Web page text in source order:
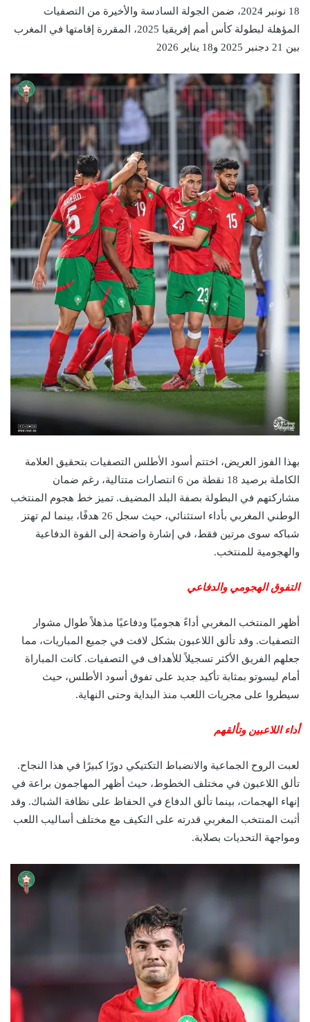
18 نونبر 2024، ضمن الجولة السادسة والأخيرة من التصفيات
المؤهلة لبطولة كأس أمم إفريقيا 2025، المقررة إقامتها في المغرب
بين 21 دجنبر 2025 و18 يناير 2026
بهذا الفوز العريض، اختتم أسود الأطلس التصفيات بتحقيق العلامة
الكاملة برصيد 18 نقطة من 6 انتصارات متتالية، رغم ضمان
مشاركتهم في البطولة بصفة البلد المضيف. تميز خط هجوم المنتخب
الوطني المغربي بأداء استثنائي، حيث سجل 26 هدفًا، بينما لم تهتز
شباكه سوى مرتين فقط، في إشارة واضحة إلى القوة الدفاعية
والهجومية للمنتخب.
التفوق الهجومي والدفاعي
أظهر المنتخب المغربي أداءً هجوميًا ودفاعيًا مذهلاً طوال مشوار
التصفيات. وقد تألق اللاعبون بشكل لافت في جميع المباريات، مما
جعلهم الفريق الأكثر تسجيلاً للأهداف في التصفيات. كانت المباراة
أمام ليسوتو بمثابة تأكيد جديد على تفوق أسود الأطلس، حيث
سيطروا على مجريات اللعب منذ البداية وحتى النهاية.
أداء اللاعبين وتألقهم
لعبت الروح الجماعية والانضباط التكتيكي دورًا كبيرًا في هذا النجاح.
تألق اللاعبون في مختلف الخطوط، حيث أظهر المهاجمون براعة في
إنهاء الهجمات، بينما تألق الدفاع في الحفاظ على نظافة الشباك. وقد
أثبت المنتخب المغربي قدرته على التكيف مع مختلف أساليب اللعب
ومواجهة التحديات بصلابة.